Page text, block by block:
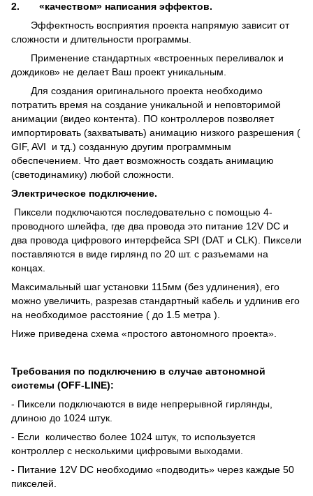
2.
«качеством» написания эффектов.
Эффектность восприятия проекта напрямую зависит от
сложности и длительности программы.
Применение стандартных «встроенных переливалок и
дождиков» не делает Ваш проект уникальным.
Для создания оригинального проекта необходимо
потратить время на создание уникальной и неповторимой
анимации (видео контента). ПО контроллеров позволяет
импортировать (захватывать) анимацию низкого разрешения (
GIF, AVI и тд.) созданную другим программным
обеспечением. Что дает возможность создать анимацию
(светодинамику) любой сложности.
Электрическое подключение.
Пиксели подключаются последовательно с помощью 4-
проводного шлейфа, где два провода это питание 12V DC и
два провода цифрового интерфейса SPI (DAT и CLK). Пиксели
поставляются в виде гирлянд по 20 шт. с разъемами на
концах.
Максимальный шаг установки 115мм (без удлинения), его
можно увеличить, разрезав стандартный кабель и удлинив его
на необходимое расстояние ( до 1.5 метра ).
Ниже приведена схема «простого автономного проекта».
Требования по подключению в случае автономной
системы (OFF-LINE):
- Пиксели подключаются в виде непрерывной гирлянды,
длиною до 1024 штук.
- Если количество более 1024 штук, то используется
контроллер с несколькими цифровыми выходами.
- Питание 12V DC необходимо «подводить» через каждые 50
пикселей.